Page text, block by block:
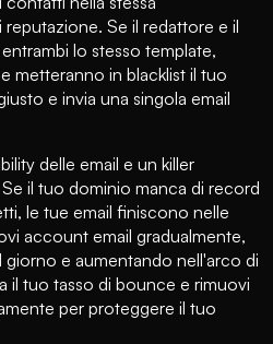
Se il redattore e il
lo stesso template,
metteranno in blacklist il tuo
e invia una singola email
delle email e un killer
il tuo dominio manca di record
le tue email finiscono nelle
account email gradualmente,
giorno e aumentando nell'arco di
il tuo tasso di bounce e rimuovi
per proteggere il tuo